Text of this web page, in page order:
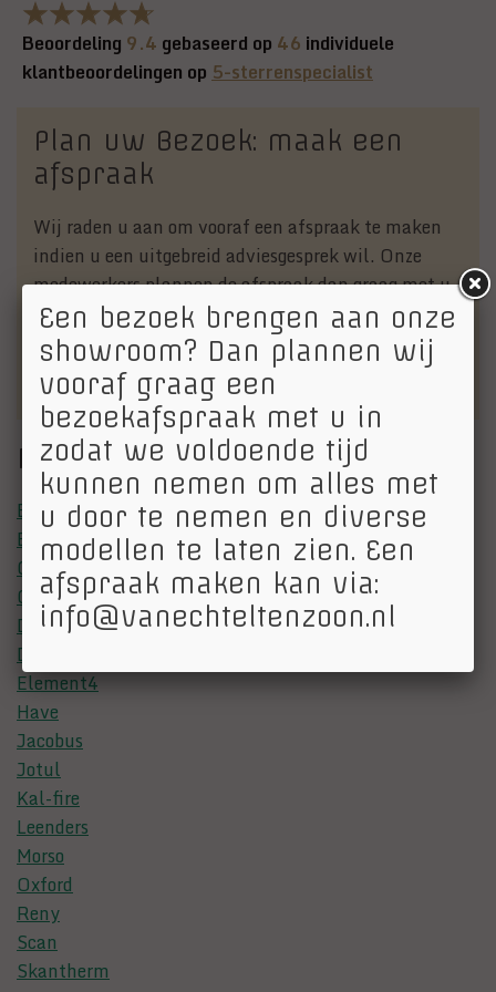
Beoordeling 9.4 gebaseerd op 46 individuele
klantbeoordelingen op 5-sterrenspecialist
Plan uw Bezoek: maak een
afspraak
Wij raden u aan om vooraf een afspraak te maken
indien u een uitgebreid adviesgesprek wil. Onze
medewerkers plannen de afspraak dan graag met u
in. Een afspraak maken kan via:
info@vanechteltenzoon.nlof telefonisch via 030-
6562157.
Merken
Barbas
Bellfires
Charnwood
Contura
Dik Geurts
Dru
Element4
Have
Jacobus
Jotul
Kal-fire
Leenders
Morso
Oxford
Reny
Scan
Skantherm
Een bezoek brengen aan onze
showroom? Dan plannen wij
vooraf graag een
bezoekafspraak met u in
zodat we voldoende tijd
kunnen nemen om alles met
u door te nemen en diverse
modellen te laten zien. Een
afspraak maken kan via:
info@vanechteltenzoon.nl